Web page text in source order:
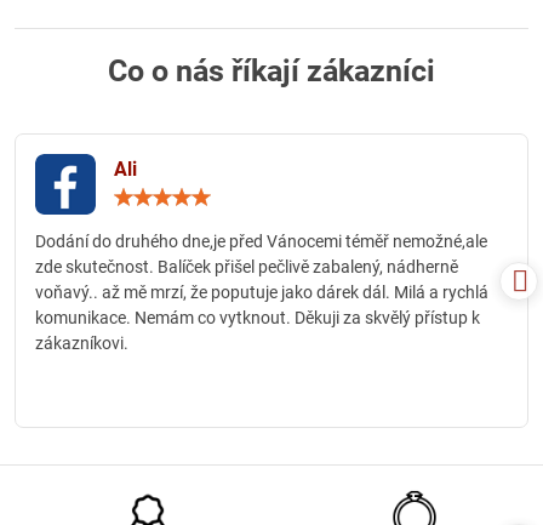
Co o nás říkají zákazníci
Ali
5
Dodání do druhého dne,je před Vánocemi téměř nemožné,ale
zde skutečnost. Balíček přišel pečlivě zabalený, nádherně
voňavý.. až mě mrzí, že poputuje jako dárek dál. Milá a rychlá
komunikace. Nemám co vytknout. Děkuji za skvělý přístup k
zákazníkovi.